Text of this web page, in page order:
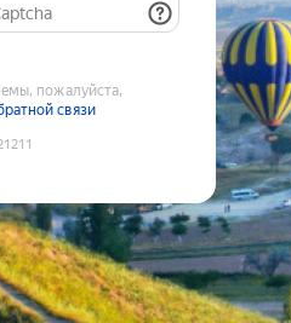
пожалуйста,
связи